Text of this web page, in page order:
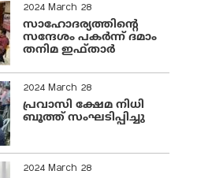
2024 March 28
സാഹോദര്യത്തിന്റെ
സന്ദേശം പകർന്ന് ദമാം
തനിമ ഇഫ്‌താർ
2024 March 28
പ്രവാസി ക്ഷേമ നിധി
ബൂത്ത് സംഘടിപ്പിച്ചു
2024 March 28